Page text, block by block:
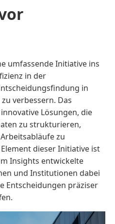
umfassende Initiative ins
in der
in
verbessern. Das
Lösungen, die
zu strukturieren,
zu
dieser Initiative ist
Insights entwickelte
und Institutionen dabei
Entscheidungen präziser